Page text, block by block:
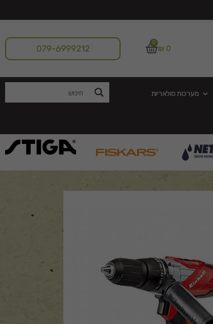
₪0
0
079-6999212
מערכות סולאריות